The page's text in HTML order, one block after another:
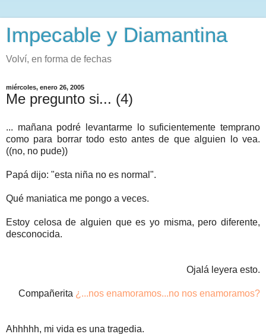
Impecable y Diamantina
Volví, en forma de fechas
miércoles, enero 26, 2005
Me pregunto si... (4)
... mañana podré levantarme lo suficientemente temprano
como para borrar todo esto antes de que alguien lo vea.
((no, no pude))
Papá dijo: "esta niña no es normal".
Qué maniatica me pongo a veces.
Estoy celosa de alguien que es yo misma, pero diferente,
desconocida.
Ojalá leyera esto.
Compañerita ¿...nos enamoramos...no nos enamoramos?
Ahhhhh, mi vida es una tragedia.